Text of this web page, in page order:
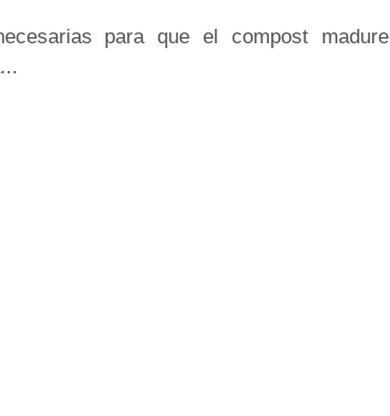
para que el compost madure